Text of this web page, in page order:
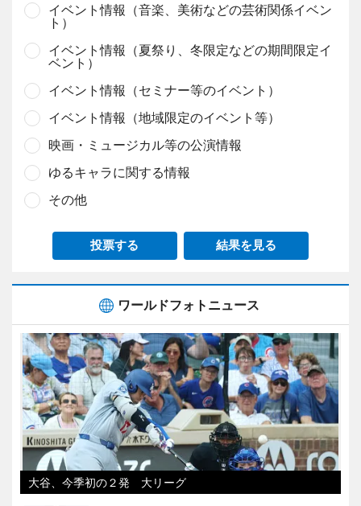
イベント情報（音楽、美術などの芸術関係イベン
ト）
イベント情報（夏祭り、冬限定などの期間限定イ
ベント）
イベント情報（セミナー等のイベント）
イベント情報（地域限定のイベント等）
映画・ミュージカル等の公演情報
ゆるキャラに関する情報
その他
投票する 結果を見る
ワールドフォトニュース
大谷、今季初の２発 大リーグ